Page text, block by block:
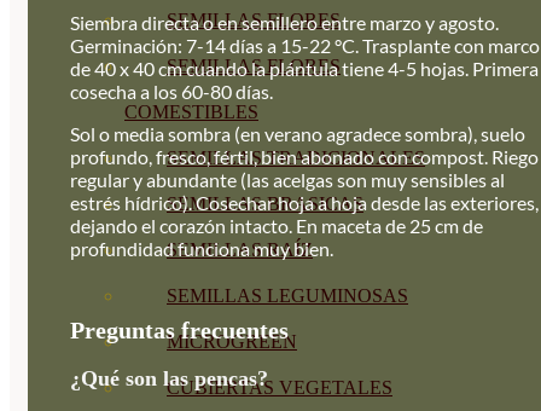
SEMILLAS FLORES
SEMILLAS FLORES
COMESTIBLES
SEMILLAS TRADICIONALES
SEMILLAS BRASICAS
SEMILLAS RAÍZ
SEMILLAS LEGUMINOSAS
MICROGREEN
CUBIERTAS VEGETALES
Siembra directa o en semillero entre marzo y agosto.
Germinación: 7-14 días a 15-22 °C. Trasplante con marco
de 40 x 40 cm cuando la plántula tiene 4-5 hojas. Primera
cosecha a los 60-80 días.
Sol o media sombra (en verano agradece sombra), suelo
profundo, fresco, fértil, bien abonado con compost. Riego
regular y abundante (las acelgas son muy sensibles al
estrés hídrico). Cosechar hoja a hoja desde las exteriores,
dejando el corazón intacto. En maceta de 25 cm de
profundidad funciona muy bien.
Preguntas frecuentes
¿Qué son las pencas?